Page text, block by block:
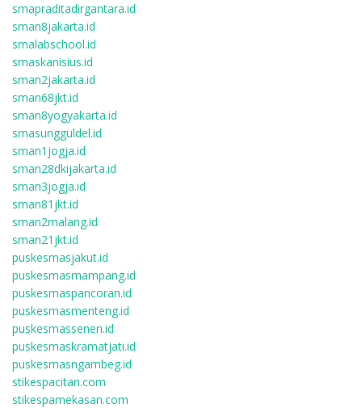
smapraditadirgantara.id
sman8jakarta.id
smalabschool.id
smaskanisius.id
sman2jakarta.id
sman68jkt.id
sman8yogyakarta.id
smasungguldel.id
sman1jogja.id
sman28dkijakarta.id
sman3jogja.id
sman81jkt.id
sman2malang.id
sman21jkt.id
puskesmasjakut.id
puskesmasmampang.id
puskesmaspancoran.id
puskesmasmenteng.id
puskesmassenen.id
puskesmaskramatjati.id
puskesmasngambeg.id
stikespacitan.com
stikespamekasan.com